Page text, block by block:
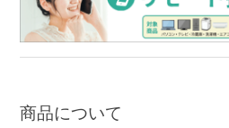
商品について